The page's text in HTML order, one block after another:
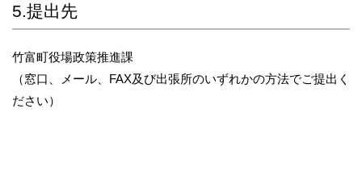
5.提出先
竹富町役場政策推進課
（窓口、メール、FAX及び出張所のいずれかの方法でご提出く
ださい）